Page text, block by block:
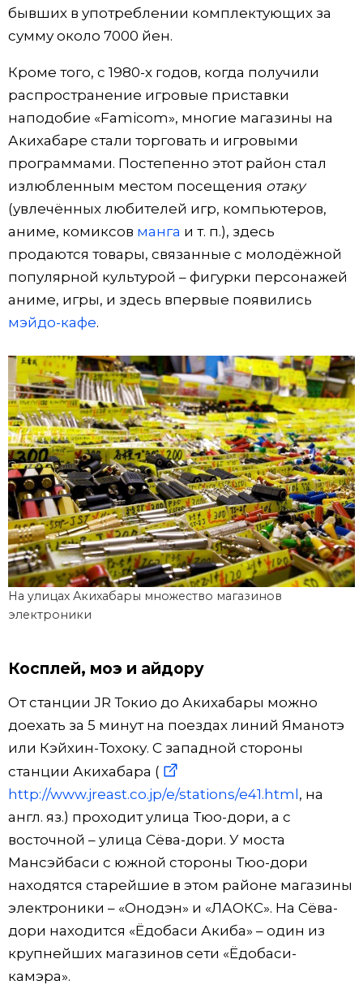
бывших в употреблении комплектующих за
сумму около 7000 йен.
Кроме того, с 1980-х годов, когда получили
распространение игровые приставки
наподобие «Famicom», многие магазины на
Акихабаре стали торговать и игровыми
программами. Постепенно этот район стал
излюбленным местом посещения отаку
(увлечённых любителей игр, компьютеров,
аниме, комиксов манга и т. п.), здесь
продаются товары, связанные с молодёжной
популярной культурой – фигурки персонажей
аниме, игры, и здесь впервые появились
мэйдо-кафе.
На улицах Акихабары множество магазинов
электроники
Косплей, моэ и айдору
От станции JR Токио до Акихабары можно
доехать за 5 минут на поездах линий Яманотэ
или Кэйхин-Тохоку. С западной стороны
станции Акихабара (
http://www.jreast.co.jp/e/stations/e41.html , на
англ. яз.) проходит улица Тюо-дори, а с
восточной – улица Сёва-дори. У моста
Мансэйбаси с южной стороны Тюо-дори
находятся старейшие в этом районе магазины
электроники – «Онодэн» и «ЛАОКС». На Сёва-
дори находится «Ёдобаси Акиба» – один из
крупнейших магазинов сети «Ёдобаси-
камэра».